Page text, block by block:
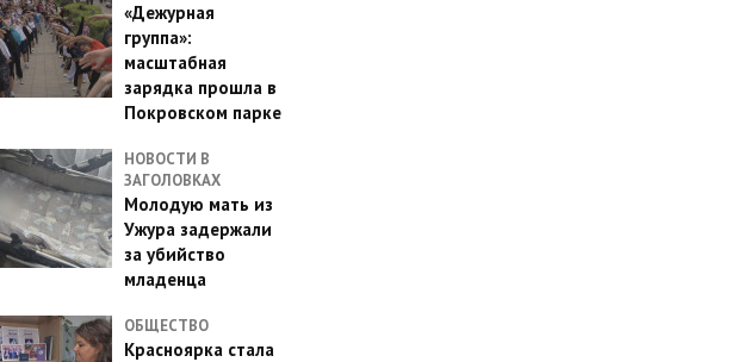
«Дежурная
группа»:
масштабная
зарядка прошла в
Покровском парке
НОВОСТИ В
ЗАГОЛОВКАХ
Молодую мать из
Ужура задержали
за убийство
младенца
ОБЩЕСТВО
Красноярка стала